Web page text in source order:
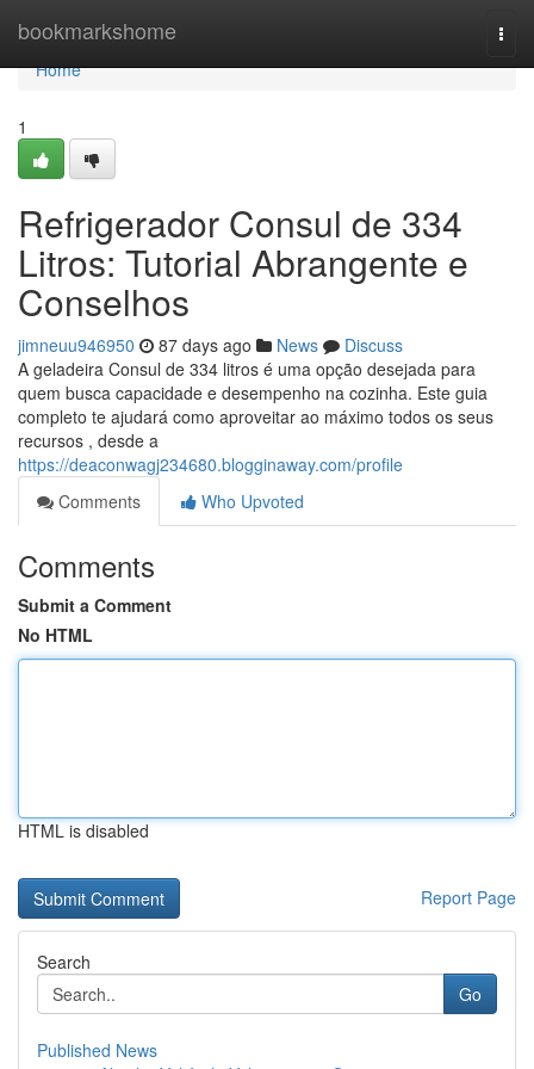
bookmarkshome
Home
Home
1
Refrigerador Consul de 334
Litros: Tutorial Abrangente e
Conselhos
jimneuu946950 87 days ago News
Discuss
A geladeira Consul de 334 litros é uma opção desejada para
quem busca capacidade e desempenho na cozinha. Este guia
completo te ajudará como aproveitar ao máximo todos os seus
recursos , desde a
https://deaconwagj234680.blogginaway.com/profile
Comments
Who Upvoted
Comments
Submit a Comment
No HTML
HTML is disabled
Report Page
Search
Go
Published News